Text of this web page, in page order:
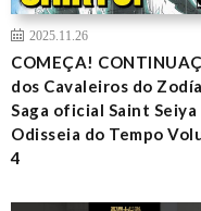
2025.11.26
COMEÇA!
dos Cavaleiros do
Saga oficial Saint Seiya
Odisseia do Tempo
4